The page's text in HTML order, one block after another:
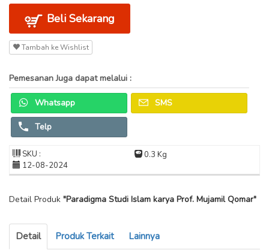
Beli Sekarang
Tambah ke Wishlist
Pemesanan Juga dapat melalui :
Whatsapp SMS
Telp
SKU :
0.3 Kg
12-08-2024
Detail Produk "Paradigma Studi Islam karya Prof. Mujamil Qomar"
Detail Produk Terkait Lainnya